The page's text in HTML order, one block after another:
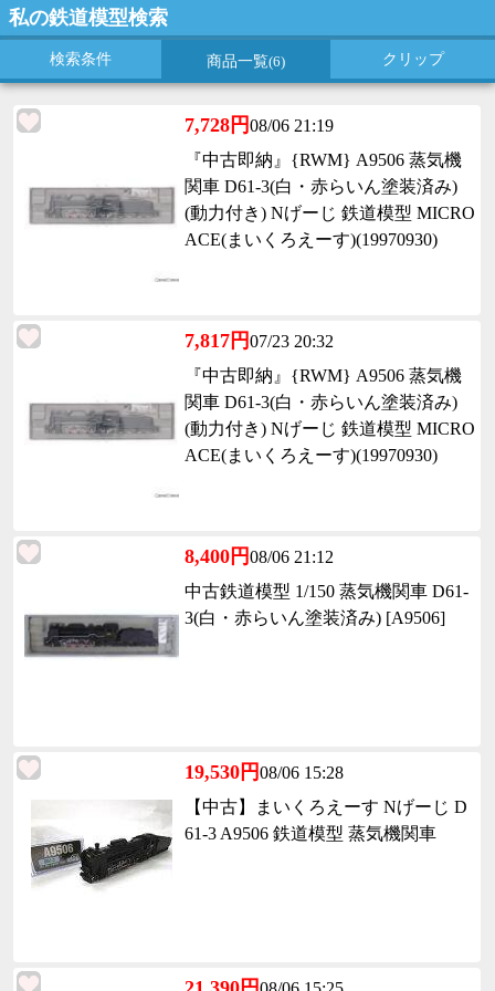
私の鉄道模型検索
検索条件 商品一覧(6) クリップ
7,728円08/06 21:19
『中古即納』{RWM} A9506 蒸気機
関車 D61-3(白・赤らいん塗装済み)
(動力付き) Nげーじ 鉄道模型 MICRO
ACE(まいくろえーす)(19970930)
7,817円07/23 20:32
『中古即納』{RWM} A9506 蒸気機
関車 D61-3(白・赤らいん塗装済み)
(動力付き) Nげーじ 鉄道模型 MICRO
ACE(まいくろえーす)(19970930)
8,400円08/06 21:12
中古鉄道模型 1/150 蒸気機関車 D61-
3(白・赤らいん塗装済み) [A9506]
19,530円08/06 15:28
【中古】まいくろえーす Nげーじ D
61-3 A9506 鉄道模型 蒸気機関車